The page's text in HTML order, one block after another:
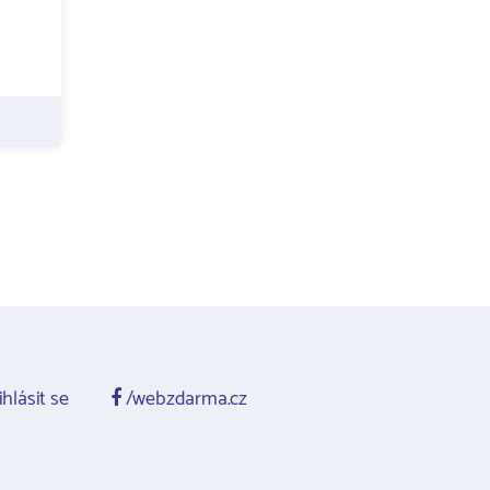
se /webzdarma.cz